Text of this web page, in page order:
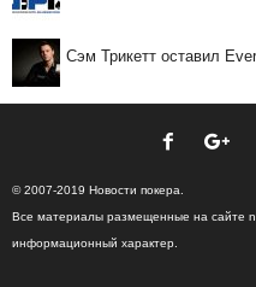
Сэм Трикетт оставил
© 2007-2019 Новости покера.
Все материалы размещенные на сайте
информационный характер.